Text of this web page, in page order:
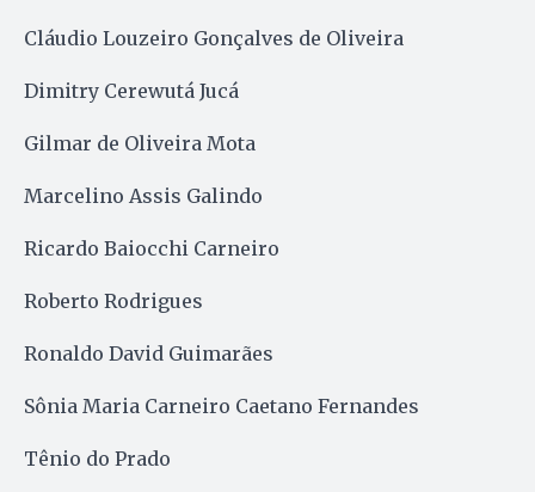
Cláudio Louzeiro Gonçalves de Oliveira
Dimitry Cerewutá Jucá
Gilmar de Oliveira Mota
Marcelino Assis Galindo
Ricardo Baiocchi Carneiro
Roberto Rodrigues
Ronaldo David Guimarães
Sônia Maria Carneiro Caetano Fernandes
Tênio do Prado